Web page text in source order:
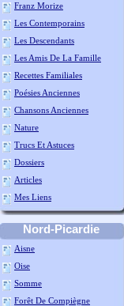
Franz Morize
Les Contemporains
Les Descendants
Les Amis De La Famille
Recettes Familiales
Poésies Anciennes
Chansons Anciennes
Nature
Trucs Et Astuces
Dossiers
Articles
Mes Liens
Nord-Picardie
Aisne
Oise
Somme
Forêt De Compiègne